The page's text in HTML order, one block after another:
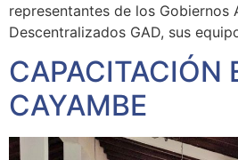
representantes de los Gobiernos
Descentralizados GAD, sus
CAPACITACIÓN
CAYAMBE